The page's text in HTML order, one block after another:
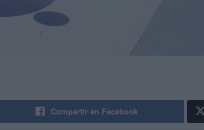
Compartir en Facebook